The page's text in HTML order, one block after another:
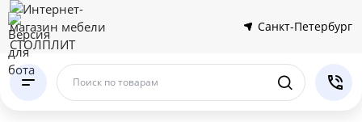
Санкт-Петербург
Поиск по товарам